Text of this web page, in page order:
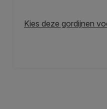
Kies deze gordijnen